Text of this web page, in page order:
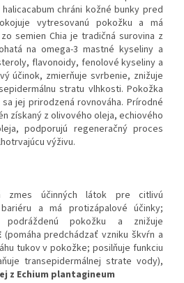
chráni kožné bunky pred
vytresovanú pokožku a má
semien Chia je tradičná surovina z
na omega-3 mastné kyseliny a
flavonoidy, fenolové kyseliny a
účinok, zmierňuje svrbenie, znižuje
stratu vlhkosti. Pokožka
jej prirodzená rovnováha. Prírodné
získaný z olivového oleja, echiového
podporujú regeneračný proces
výživu.
zmes účinných látok pre citlivú
a má protizápalové účinky;
pokožku a znižuje
(pomáha predchádzať vzniku škvŕn a
tukov v pokožke; posilňuje funkciu
transepidermálnej strate vody),
z Echium plantagineum